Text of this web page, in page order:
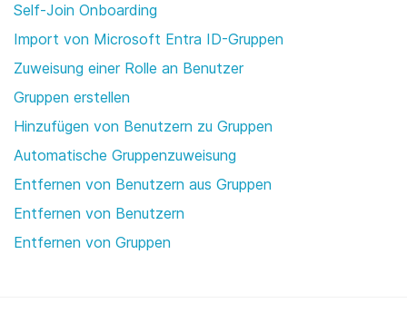
Self-Join Onboarding
Import von Microsoft Entra ID-Gruppen
Zuweisung einer Rolle an Benutzer
Gruppen erstellen
Hinzufügen von Benutzern zu Gruppen
Automatische Gruppenzuweisung
Entfernen von Benutzern aus Gruppen
Entfernen von Benutzern
Entfernen von Gruppen